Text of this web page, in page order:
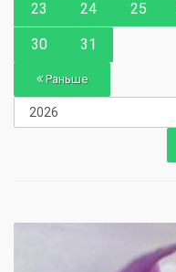
23 24 25
30 31
Раньше